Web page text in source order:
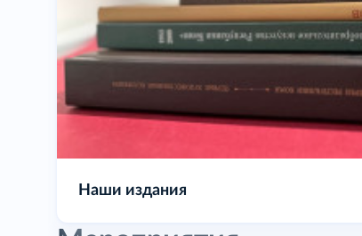
Выставочная деятельность